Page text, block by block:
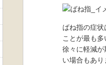
ばね指の症
ことが最も
徐々に軽減
い場合もあり